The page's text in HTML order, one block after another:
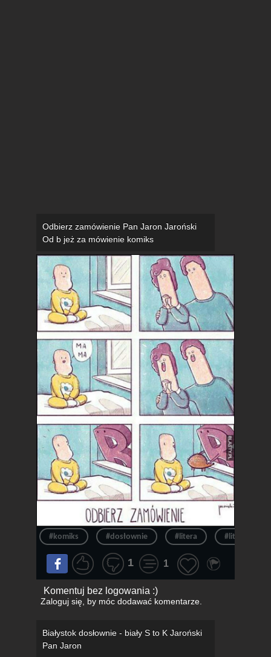
Odbierz zamówienie Pan Jaron Jaroński
Od b jeż za mówienie komiks
#komiks #dosłownie #litera #litery
1 1
Komentuj bez logowania :)
Zaloguj się, by móc dodawać komentarze.
Białystok dosłownie - biały S to K Jaroński
Pan Jaron